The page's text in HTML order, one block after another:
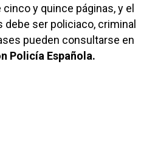
y quince páginas, y el
ser policiaco, criminal
pueden consultarse en
Policía Española.